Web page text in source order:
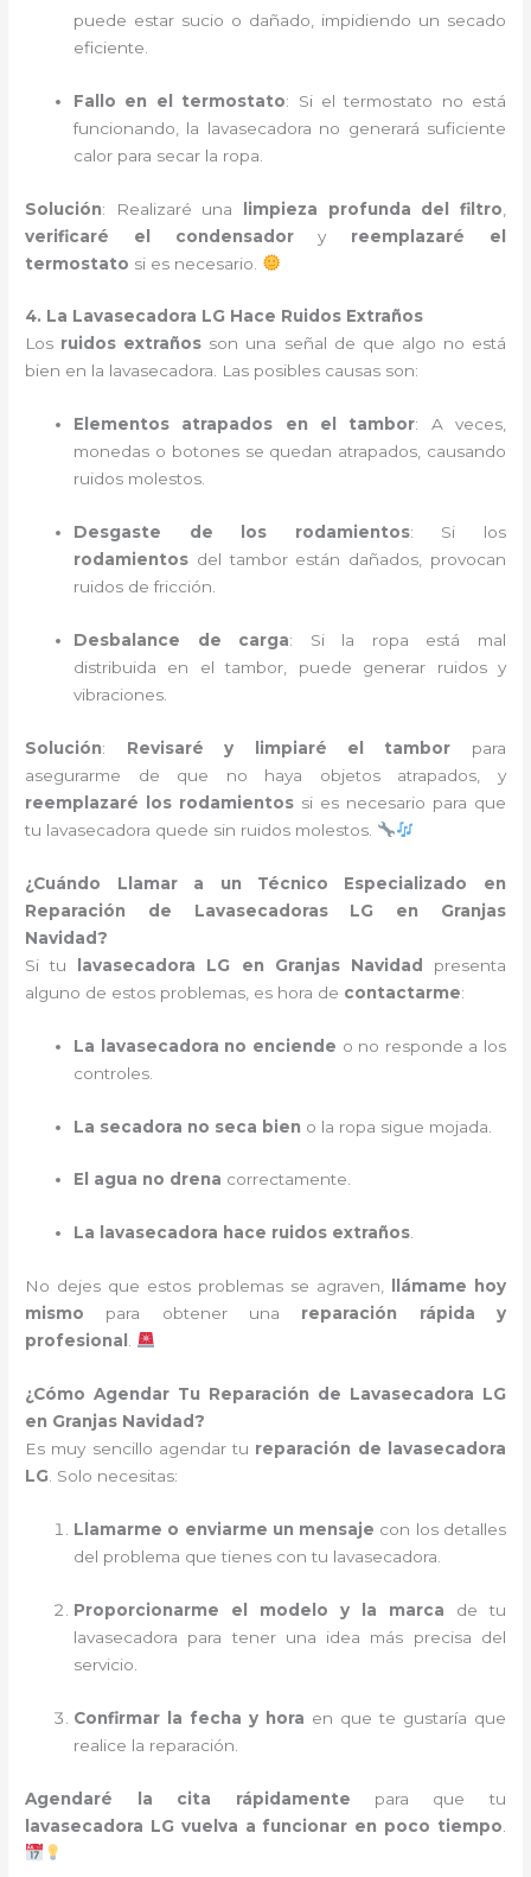
puede estar sucio o dañado, impidiendo un secado
eficiente.
Fallo en el termostato: Si el termostato no está
funcionando, la lavasecadora no generará suficiente
calor para secar la ropa.
Solución: Realizaré una limpieza profunda del filtro
verificaré el condensadory reemplazaré el
termostato si es necesario.
4. La Lavasecadora LG Hace Ruidos Extraños
Los ruidos extraños son una señal de que algo no está
bien en la lavasecadora. Las posibles causas son:
Elementos atrapados en el tambor: A veces,
monedas o botones se quedan atrapados, causando
ruidos molestos.
Desgaste de los rodamientos: Si los
rodamientos del tambor están dañados, provocan
ruidos de fricción.
Desbalance de carga: Si la ropa está mal
distribuida en el tambor, puede generar ruidos y
vibraciones.
Solución: Revisaré y limpiaré el tambor para
asegurarme de que no haya objetos atrapados, y
reemplazaré los rodamientos si es necesario para que
tu lavasecadora quede sin ruidos molestos.
¿Cuándo Llamar a un Técnico Especializado en
Reparación de Lavasecadoras LG en Granjas
Navidad?
Si tu
lavasecadora LG en Granjas Navidad
presenta
alguno de estos problemas, es hora de contactarme:
La lavasecadora no enciende o no responde a los
controles.
La secadora no seca bien o la ropa sigue mojada.
El agua no drena correctamente.
La lavasecadora hace ruidos extraños.
No dejes que estos problemas se agraven,
llámame hoy
mismo para obtener una reparación rápida y
profesional
¿Cómo Agendar Tu Reparación de Lavasecadora LG
en Granjas Navidad?
Es muy sencillo agendar tu reparación de lavasecadora
LG . Solo necesitas:
Llamarme o enviarme un mensaje con los detalles
del problema que tienes con tu lavasecadora.
Proporcionarme el modelo y la marca de tu
lavasecadora para tener una idea más precisa del
servicio.
Confirmar la fecha y hora en que te gustaría que
realice la reparación.
Agendaré la cita rápidamente para que tu
lavasecadora LG vuelva a funcionar en poco tiempo